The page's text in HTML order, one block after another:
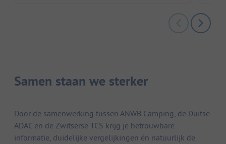
Samen staan we sterker
Door de samenwerking tussen ANWB Camping, de Duitse
ADAC en de Zwitserse TCS krijg je betrouwbare
informatie, duidelijke vergelijkingen én natuurlijk de